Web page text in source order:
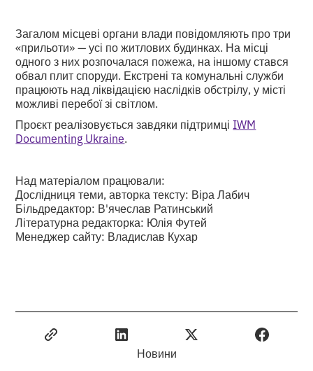
Загалом місцеві органи влади повідомляють про три
«прильоти» — усі по житлових будинках. На місці
одного з них розпочалася пожежа, на іншому стався
обвал плит споруди. Екстрені та комунальні служби
працюють над ліквідацією наслідків обстрілу, у місті
можливі перебої зі світлом.
Проєкт реалізовується завдяки підтримці IWM
Documenting Ukraine.
Над матеріалом працювали:
Дослідниця теми, авторка тексту: Віра Лабич
Більдредактор: В'ячеслав Ратинський
Літературна редакторка: Юлія Футей
Менеджер сайту: Владислав Кухар
Новини